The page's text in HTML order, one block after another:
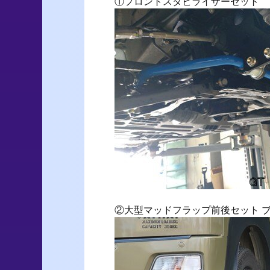
②大型マッドフラップ前後セット